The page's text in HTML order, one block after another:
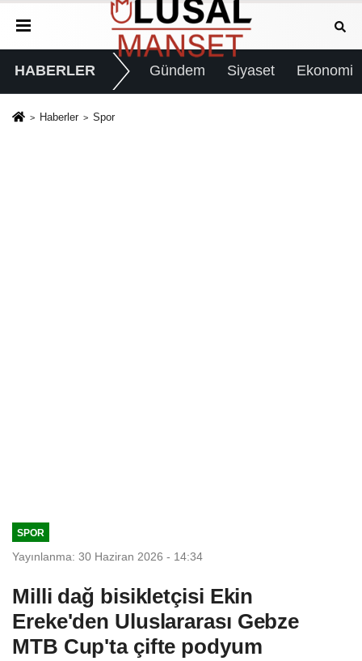
HABERLER Gündem Siyaset Ekonomi
Haberler Spor
SPOR
Yayınlanma: 30 Haziran 2026 - 14:34
Milli dağ bisikletçisi Ekin
Ereke'den Uluslararası Gebze
MTB Cup'ta çifte podyum